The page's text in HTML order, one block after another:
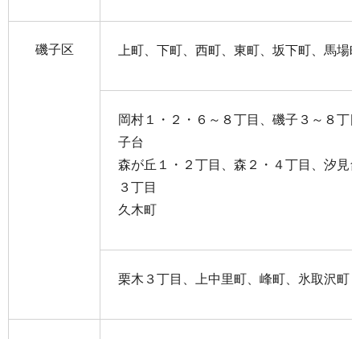
磯子区 上町、下町、西町、東町、坂下町、馬場
岡村１・２・６～８丁目、磯子３～８丁
子台
森が丘１・２丁目、森２・４丁目、汐見
３丁目
久木町
栗木３丁目、上中里町、峰町、氷取沢町